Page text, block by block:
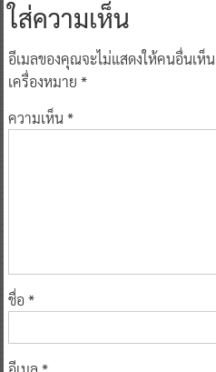
ใส่ความเห็น
อีเมลของคุณจะไม่แสดงให้คนอื่นเห็น
เครื่องหมาย *
ความเห็น*
ชื่อ *